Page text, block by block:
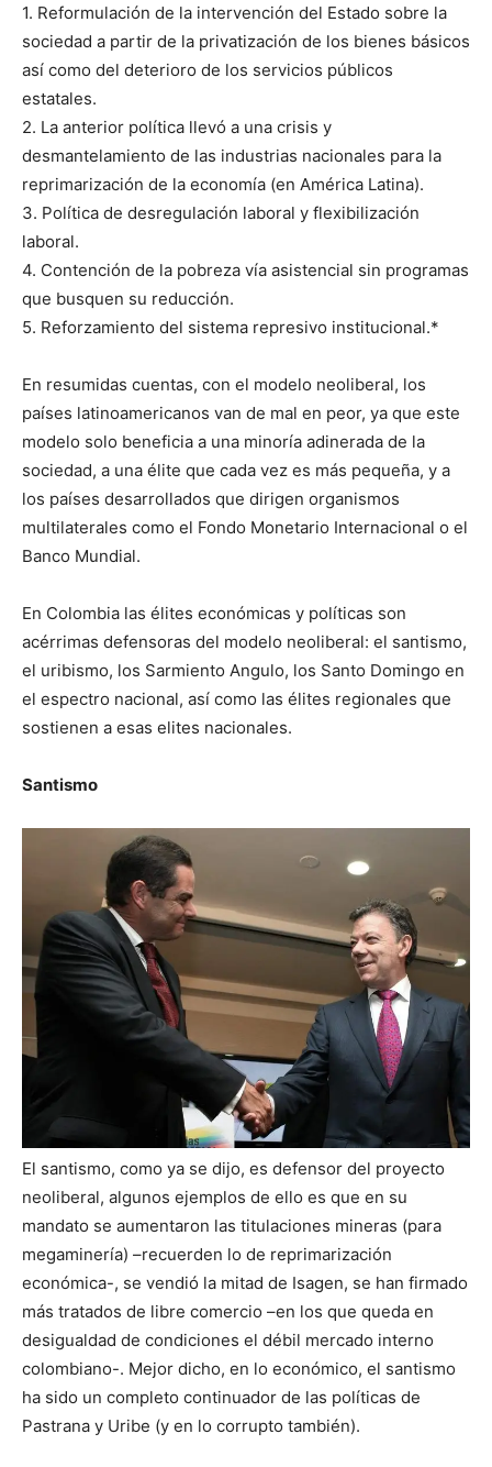
1. Reformulación de la intervención del Estado sobre la
sociedad a partir de la privatización de los bienes básicos
así como del deterioro de los servicios públicos
estatales.
2. La anterior política llevó a una crisis y
desmantelamiento de las industrias nacionales para la
reprimarización de la economía (en América Latina).
3. Política de desregulación laboral y flexibilización
laboral.
4. Contención de la pobreza vía asistencial sin programas
que busquen su reducción.
5. Reforzamiento del sistema represivo institucional.*
En resumidas cuentas, con el modelo neoliberal, los
países latinoamericanos van de mal en peor, ya que este
modelo solo beneficia a una minoría adinerada de la
sociedad, a una élite que cada vez es más pequeña, y a
los países desarrollados que dirigen organismos
multilaterales como el Fondo Monetario Internacional o el
Banco Mundial.
En Colombia las élites económicas y políticas son
acérrimas defensoras del modelo neoliberal: el santismo,
el uribismo, los Sarmiento Angulo, los Santo Domingo en
el espectro nacional, así como las élites regionales que
sostienen a esas elites nacionales.
Santismo
El santismo, como ya se dijo, es defensor del proyecto
neoliberal, algunos ejemplos de ello es que en su
mandato se aumentaron las titulaciones mineras (para
megaminería) –recuerden lo de reprimarización
económica-, se vendió la mitad de Isagen, se han firmado
más tratados de libre comercio –en los que queda en
desigualdad de condiciones el débil mercado interno
colombiano-. Mejor dicho, en lo económico, el santismo
ha sido un completo continuador de las políticas de
Pastrana y Uribe (y en lo corrupto también).